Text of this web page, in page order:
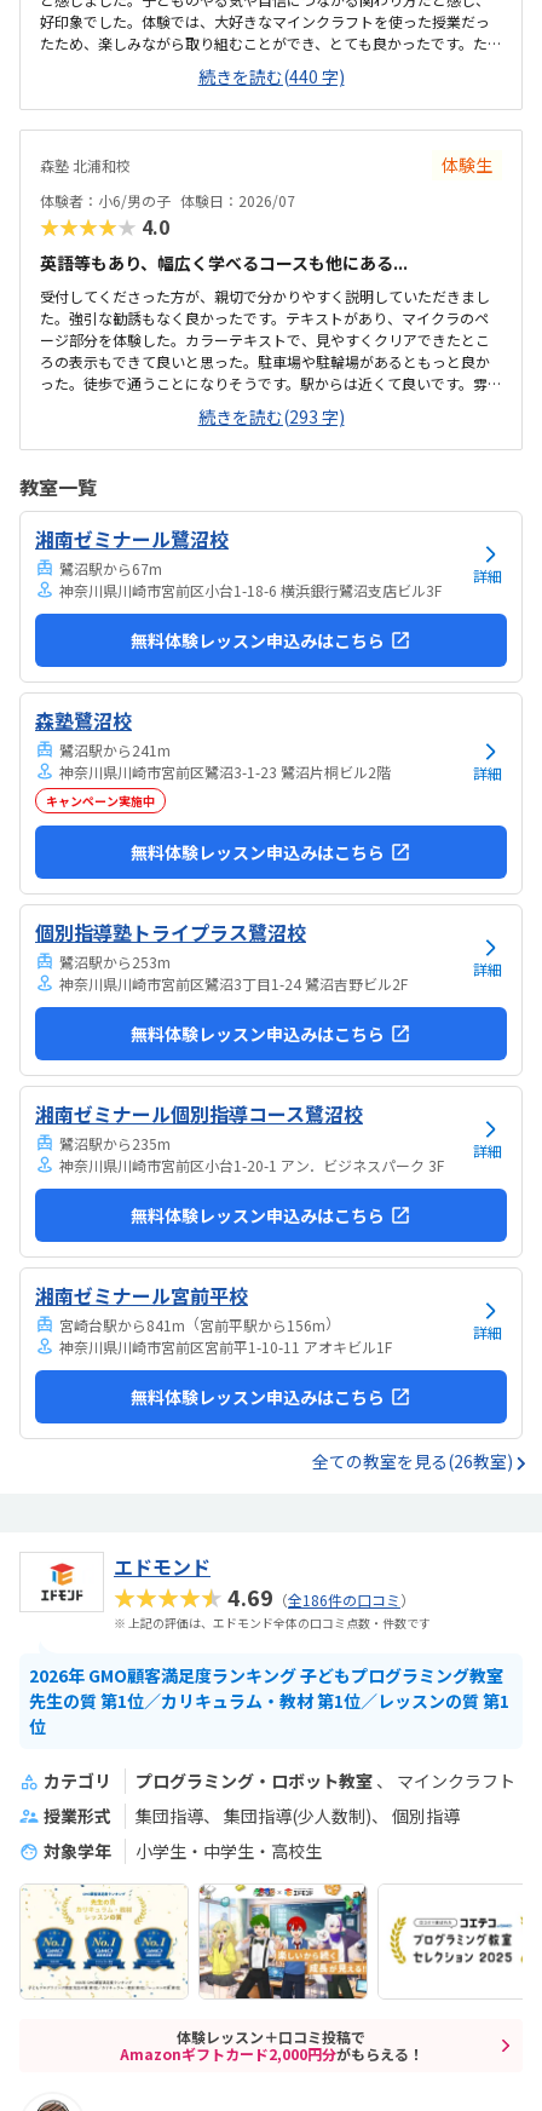
好印象でした。体験では、大好きなマインクラフトを使った授業だっ
たため、楽しみながら取り組むことができ、とても良かったです。た
だ、今後もずっとマインクラフトを使った内容ではないと伺ったの
で、その後も興味を持って取り組めるかどうかは少し気になる点でし
た。教室は自宅から15分ほどの距離にあり、通いやすいと感じまし
た。また、駐車場もあるため、送り迎えもしやすく、安心して通わせ
ているわけではありませんが、壁などで視線が分散しにくい工夫がさ
れており、集中しやすい雰囲気だと感じました。月4回（1回50分）で
約12,000円という料金は、我が家にとってはや...
続きを読む(440 字)
森塾 北浦和校 体験生
体験者：小6/男の子 体験日：2026/07
★★★★★ 4.0
英語等もあり、幅広く学べるコースも他にある...
受付してくださった方が、親切で分かりやすく説明していただきまし
た。強引な勧誘もなく良かったです。テキストがあり、マイクラのペ
ージ部分を体験した。カラーテキストで、見やすくクリアできたとこ
ろの表示もできて良いと思った。駐車場や駐輪場があるともっと良か
った。徒歩で通うことになりそうです。駅からは近くて良いです。雰囲
気も良く、清潔感もあった。部屋が区切られていて、個人スペースも
確保されていて良かった。基本料金以外に、追加料金があまり無さそ
うで良かった。できれば、毎月1万以内で通いたいです。子供に熱心に
気持ちになれて良かった。
続きを読む(293 字)
教室一覧
湘南ゼミナール鷺沼校
鷺沼駅から67m
神奈川県川崎市宮前区小台1-18-6 横浜銀行鷺沼支店ビル3F
詳細
無料体験レッスン申込みはこちら
森塾鷺沼校
鷺沼駅から241m
神奈川県川崎市宮前区鷺沼3-1-23 鷺沼片桐ビル2階
キャンペーン実施中
詳細
無料体験レッスン申込みはこちら
個別指導塾トライプラス鷺沼校
鷺沼駅から253m
神奈川県川崎市宮前区鷺沼3丁目1-24 鷺沼吉野ビル2F
詳細
無料体験レッスン申込みはこちら
湘南ゼミナール個別指導コース鷺沼校
鷺沼駅から235m
神奈川県川崎市宮前区小台1-20-1 アン．ビジネスパーク 3F
詳細
無料体験レッスン申込みはこちら
湘南ゼミナール宮前平校
宮崎台駅から841m （宮前平駅から156m）
神奈川県川崎市宮前区宮前平1-10-11 アオキビル1F
詳細
無料体験レッスン申込みはこちら
全ての教室を見る(26教室)
エドモンド
★★★★★4.69 （全186件の口コミ）
※ 上記の評価は、エドモンド全体の口コミ点数・件数です
2026年 GMO顧客満足度ランキング 子どもプログラミング教室
先生の質 第1位／カリキュラム・教材 第1位／レッスンの質 第1
位
カテゴリ プログラミング・ロボット教室
マインクラフト
授業形式
集団指導 集団指導(少人数制)
個別指導
対象学年
小学生・中学生・高校生
体験レッスン＋口コミ投稿で
Amazonギフトカード2,000円分がもらえる！